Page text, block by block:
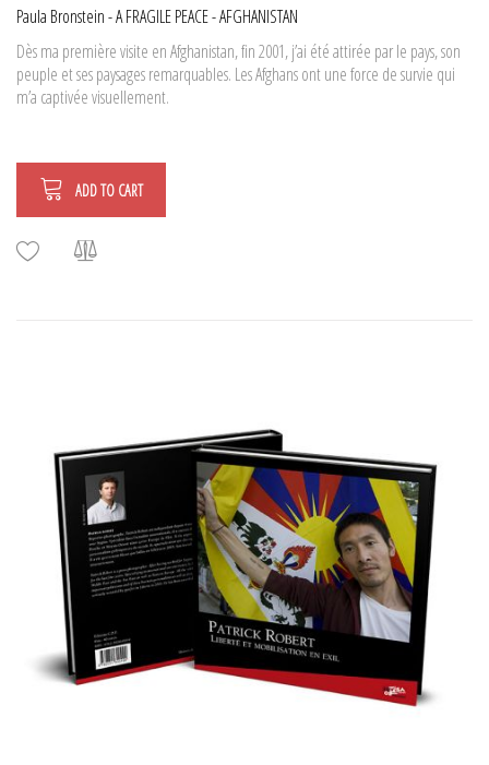
Paula Bronstein - A FRAGILE PEACE - AFGHANISTAN
Dès ma première visite en Afghanistan, fin 2001, j’ai été attirée par le pays, son
peuple et ses paysages remarquables. Les Afghans ont une force de survie qui
m’a captivée visuellement.
ADD TO CART